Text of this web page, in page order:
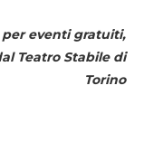
eventi gratuiti,
Teatro Stabile di
Torino